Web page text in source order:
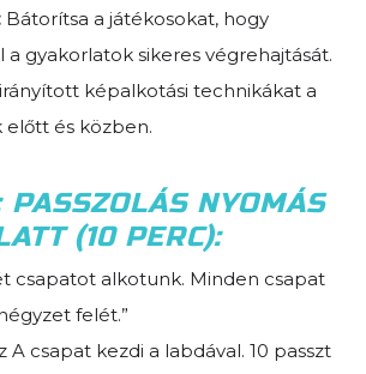
Bátorítsa a játékosokat, hogy
a gyakorlatok sikeres végrehajtását.
képalkotási technikákat a
előtt és közben.
NYOMÁS
(10 PERC):
csapatot alkotunk. Minden csapat
felét.”
A csapat kezdi a labdával. 10 passzt